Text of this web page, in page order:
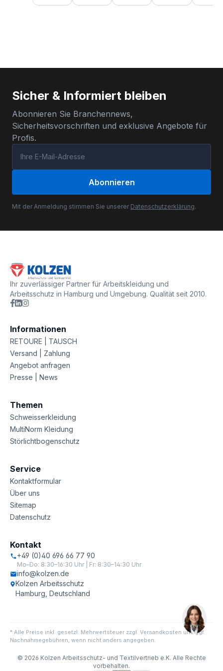
Sicher & Informiert bleiben
Abonnieren Sie Branchennews,
Sicherheitsvorschriften und exklusive Angebote für
Profis.
Abonnieren
Mit der Anmeldung stimmen Sie unserer Datenschutzerklärung.
Ihr zuverlässiger Partner für Arbeitskleidung und
Arbeitsschutz in Hamburg und Umgebung. Qualität seit 2010.
Informationen
RETOURE | TAUSCH
Versand | Zahlung
Angebot anfragen
Presse | News
Themen
Schweisserkleidung
MultiNorm Kleidung
Störlichtbogenschutz
Service
Kontaktformular
Über uns
Sitemap
Datenschutz
Kontakt
+49 (0)40 696 66 77 90
Mo–Do: 8:30–16:30 Uhr | Fr: 8:30–14:30 Uhr
info@kolzen.de
Kolzen Arbeitsschutz
Hamburg, Deutschland
* Alle Preise inkl. gesetzl. Mehrwertsteuer zzgl. Versandkosten und ggf.
Nachnahmegebühren, wenn nicht anders angegeben.
© 2026 Kolzen Arbeitsschutz- und Textilvertrieb e.K. Alle Rechte
vorbehalten.